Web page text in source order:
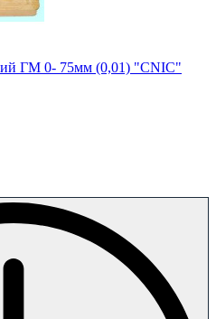
ГМ 0- 75мм (0,01) "CNIC"